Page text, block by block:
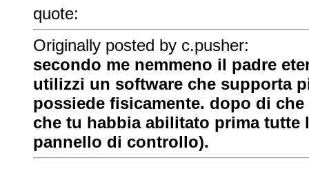
quote:
Originally posted by c.pusher:
secondo me nemmeno il padre
utilizzi un software che supporta
possiede fisicamente. dopo di
che tu habbia abilitato prima tutte
pannello di controllo).